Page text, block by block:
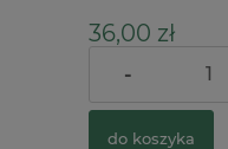
36,00 zł
-
do koszyka